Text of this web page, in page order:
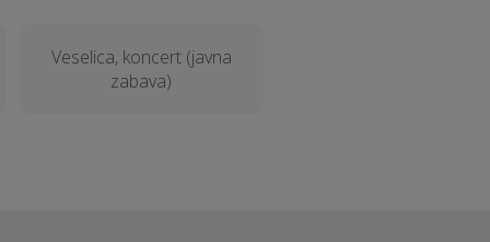
Veselica, koncert (javna
zabava)